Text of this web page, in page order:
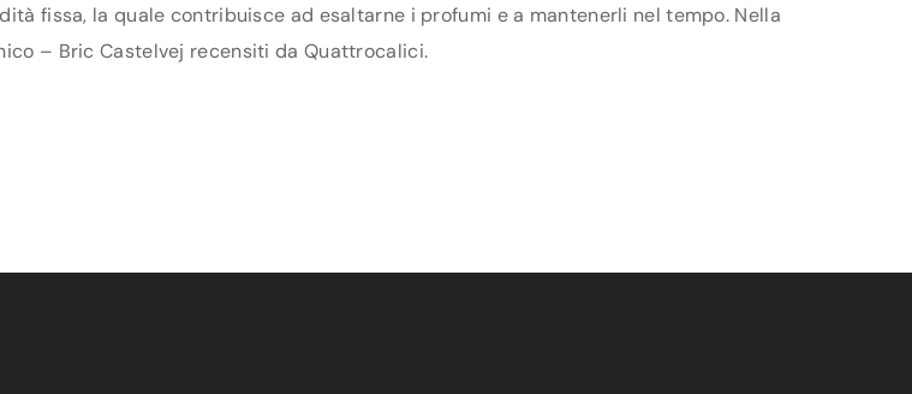
fissa, la quale contribuisce ad esaltarne i profumi e a mantenerli nel tempo. Nella
– Bric Castelvej recensiti da Quattrocalici.